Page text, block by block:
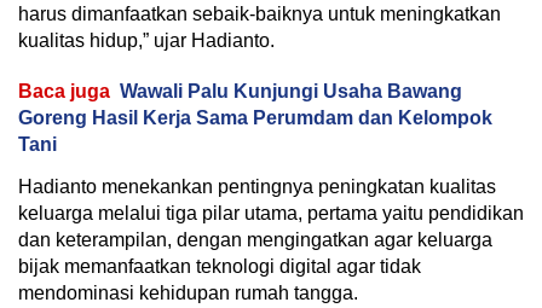
harus dimanfaatkan sebaik-baiknya untuk meningkatkan
kualitas hidup,” ujar Hadianto.
Baca juga Wawali Palu Kunjungi Usaha Bawang
Goreng Hasil Kerja Sama Perumdam dan Kelompok
Tani
Hadianto menekankan pentingnya peningkatan kualitas
keluarga melalui tiga pilar utama, pertama yaitu pendidikan
dan keterampilan, dengan mengingatkan agar keluarga
bijak memanfaatkan teknologi digital agar tidak
mendominasi kehidupan rumah tangga.